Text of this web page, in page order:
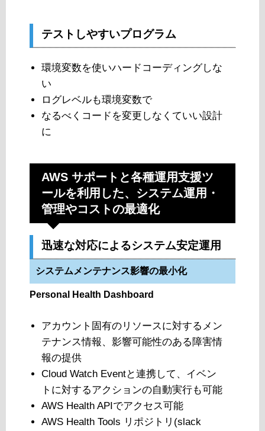
テストしやすいプログラム
環境変数を使いハードコーディングしな
い
ログレベルも環境変数で
なるべくコードを変更しなくていい設計
に
AWS サポートと各種運用支援ツ
ールを利用した、システム運用・
管理やコストの最適化
迅速な対応によるシステム安定運用
システムメンテナンス影響の最小化
Personal Health Dashboard
アカウント固有のリソースに対するメン
テナンス情報、影響可能性のある障害情
報の提供
Cloud Watch Eventと連携して、イベン
トに対するアクションの自動実行も可能
AWS Health APIでアクセス可能
AWS Health Tools リポジトリ(slack